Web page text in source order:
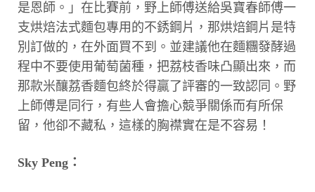
是恩師。」在比賽前，野上師傅送給吳寶春師傅一
支烘焙法式麵包專用的不銹鋼片，那烘焙鋼片是特
別訂做的，在外面買不到。並建議他在麵糰發酵過
程中不要使用葡萄菌種，把荔枝香味凸顯出來，而
那款米釀荔香麵包終於得贏了評審的一致認同。野
上師傅是同行，有些人會擔心競爭關係而有所保
留，他卻不藏私，這樣的胸襟實在是不容易！
Sky Peng：